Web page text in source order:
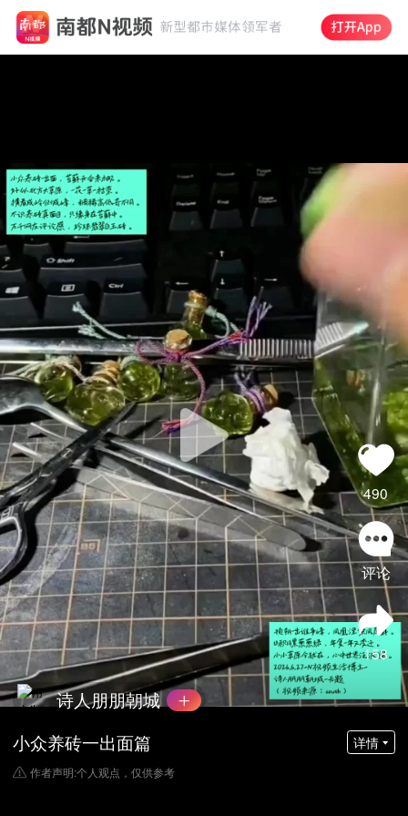
490
评论
158
诗人朋朋朝城
小众养砖一出面篇
详情
作者声明:个人观点，仅供参考